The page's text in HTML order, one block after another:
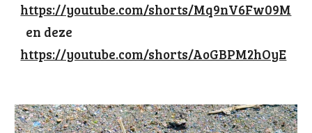
https://youtube.com/shorts/Mq9nV6Fw09M
en deze
https://youtube.com/shorts/AoGBPM2hOyE